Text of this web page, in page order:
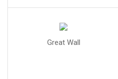
Great Wall